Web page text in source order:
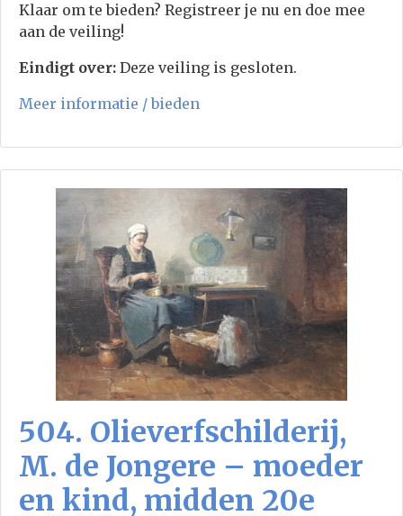
Klaar om te bieden? Registreer je nu en doe mee
aan de veiling!
Eindigt over: Deze veiling is gesloten.
Meer informatie / bieden
504. Olieverfschilderij,
M. de Jongere – moeder
en kind, midden 20e